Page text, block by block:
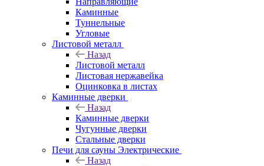
Каминные
Туннельные
Угловые
Листовой металл
Назад
Листовой металл
Листовая нержавейка
Оцинковка в листах
Каминные дверки
Назад
Каминные дверки
Чугунные дверки
Стальные дверки
Печи для сауны Электрические
Назад